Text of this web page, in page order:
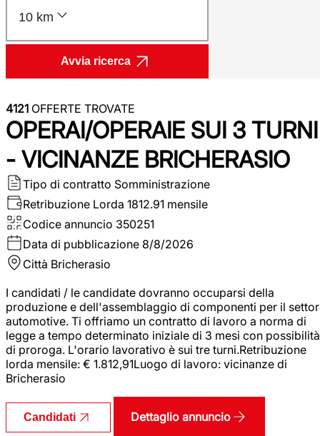
10 km
Avvia ricerca
4121 OFFERTE TROVATE
OPERAI/OPERAIE SUI 3 TURNI
- VICINANZE BRICHERASIO
Tipo di contratto Somministrazione
Retribuzione Lorda 1812.91 mensile
Codice annuncio 350251
Data di pubblicazione 8/8/2026
Città Bricherasio
I candidati / le candidate dovranno occuparsi della
produzione e dell'assemblaggio di componenti per il
automotive. Ti offriamo un contratto di lavoro a norma di
legge a tempo determinato iniziale di 3 mesi con possibilità
di proroga. L'orario lavorativo è sui tre turni.Retribuzione
lorda mensile: € 1.812,91Luogo di lavoro: vicinanze di
Bricherasio
Candidati Dettaglio annuncio